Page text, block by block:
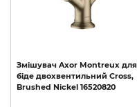
Змішувач Axor Montreux для
біде двохвентильний Cross,
Brushed Nickel 16520820